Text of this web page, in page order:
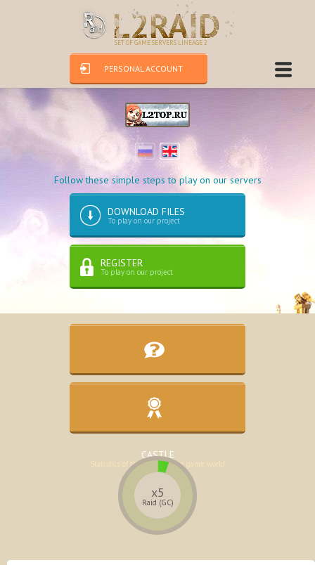
SET OF GAME SERVERS LINEAGE 2
PERSONAL ACCOUNT
Follow these simple steps to play on our servers
DOWNLOAD FILES
To play on our project
REGISTER
To play on our project
Assistance in the development of the
character
CASTLE
Statistics of the lands of the game world
x5
Raid (GC)